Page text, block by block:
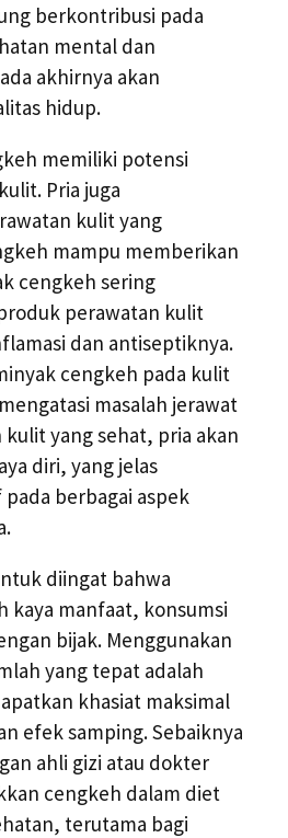
berkontribusi pada
mental dan
akhirnya akan
hidup.
memiliki potensi
Pria juga
kulit yang
mampu memberikan
cengkeh sering
perawatan kulit
dan antiseptiknya.
cengkeh pada kulit
masalah jerawat
kulit yang sehat, pria akan
diri, yang jelas
berbagai aspek
diingat bahwa
kaya manfaat, konsumsi
bijak. Menggunakan
yang tepat adalah
khasiat maksimal
efek samping. Sebaiknya
ahli gizi atau dokter
cengkeh dalam diet
terutama bagi